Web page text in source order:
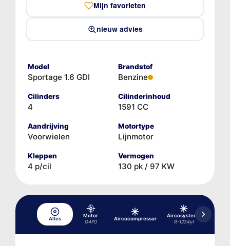
Mijn favorieten
nieuw advies
Model
Sportage 1.6 GDI
Brandstof
Benzine
Cilinders
4
Cilinderinhoud
1591 CC
Aandrijving
Voorwielen
Motortype
Lijnmotor
Kleppen
4 p/cil
Vermogen
130 pk / 97 KW
Alles
Motor
G4FD
Aircocompressor
Aircosysteem
R-1234yf